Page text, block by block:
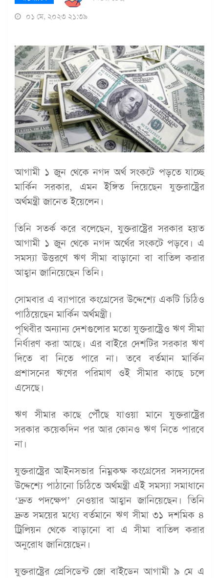
০১ মে, ২০২৩ ২১:৩৯
আগামী ১ জুন থেকে নগদ অর্থ সংকটে পড়তে যাচ্ছে
মার্কিন সরকার, এমন ইঙ্গিত দিয়েছেন যুক্তরাষ্ট্রের
অর্থমন্ত্রী জানেত ইয়েলেন।
তিনি সতর্ক করে বলেছেন, যুক্তরাষ্ট্রের সরকার হয়ত
আগামী ১ জুন থেকে নগদ অর্থের সংকটে পড়বে। এ
সমস্যা উত্তরণে ঋণ সীমা বাড়ানো বা বাতিল করার
আহ্বান জানিয়েছেন তিনি।
সোমবার এ ব্যাপারে কংগ্রেসের উদ্দেশ্যে একটি চিঠিও
পাঠিয়েছেন মার্কিন অর্থমন্ত্রী।
পৃথিবীর অন্যান্য দেশগুলোর মতো যুক্তরাষ্ট্রেও ঋণ সীমা
নির্ধারণ করা আছে। এর বাইরে দেশটির সরকার ঋণ
দিতে বা নিতে পারে না। তবে বর্তমান মার্কিন
প্রশাসনের ঋণের পরিমাণ ওই সীমার কাছে চলে
এসেছে।
ঋণ সীমার কাছে পৌঁছে যাওয়া মানে যুক্তরাষ্ট্রের
সরকার কয়েকদিন পর আর কোনও ঋণ নিতে পারবে
না।
যুক্তরাষ্ট্রের আইনসভার নিম্নকক্ষ কংগ্রেসের সদস্যদের
উদ্দেশ্যে পাঠানো চিঠিতে অর্থমন্ত্রী এই সমস্যা সমাধানে
‘দ্রুত পদক্ষেপ’ নেওয়ার আহ্বান জানিয়েছেন। তিনি
দ্রুত সময়ের মধ্যে বর্তমানে ঋণ সীমা ৩১ দশমিক ৪
ট্রিলিয়ন থেকে বাড়ানো বা এ সীমা বাতিল করার
অনুরোধ জানিয়েছেন।
যুক্তরাষ্ট্রের প্রেসিডেন্ট জো বাইডেন আগামী ৯ মে এ